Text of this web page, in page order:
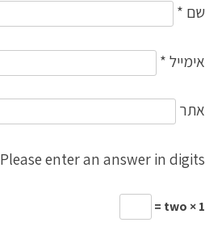
שם *
אימייל*
אתר
Please enter an answer in digits:
two × 1 =